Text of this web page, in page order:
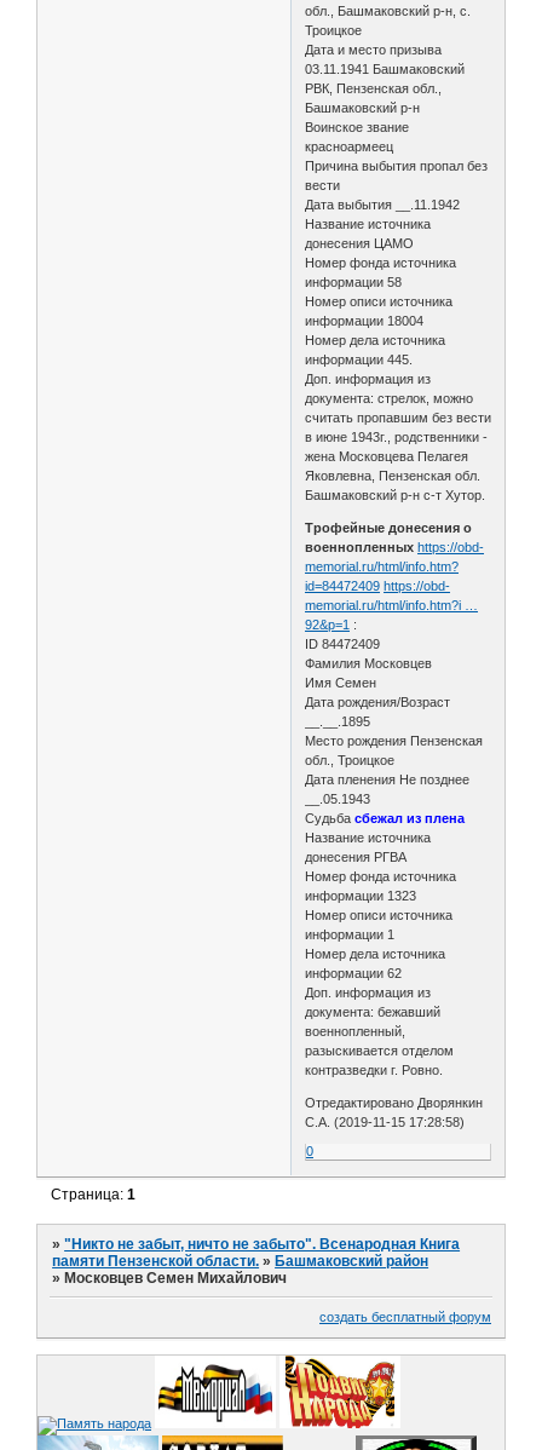
обл., Башмаковский р-н, с.
Троицкое
Дата и место призыва
03.11.1941 Башмаковский
РВК, Пензенская обл.,
Башмаковский р-н
Воинское звание
красноармеец
Причина выбытия пропал без
вести
Дата выбытия __.11.1942
Название источника
донесения ЦАМО
Номер фонда источника
информации 58
Номер описи источника
информации 18004
Номер дела источника
информации 445.
Доп. информация из
документа: стрелок, можно
считать пропавшим без вести
в июне 1943г., родственники -
жена Московцева Пелагея
Яковлевна, Пензенская обл.
Башмаковский р-н с-т Хутор.
Трофейные донесения о
военнопленных https://obd-
memorial.ru/html/info.htm?
id=84472409 https://obd-
memorial.ru/html/info.htm?i …
92&p=1 :
ID 84472409
Фамилия Московцев
Имя Семен
Дата рождения/Возраст
__.__.1895
Место рождения Пензенская
обл., Троицкое
Дата пленения Не позднее
__.05.1943
Судьбасбежал из плена
Название источника
донесения РГВА
Номер фонда источника
информации 1323
Номер описи источника
информации 1
Номер дела источника
информации 62
Доп. информация из
документа: бежавший
военнопленный,
разыскивается отделом
контразведки г. Ровно.
Отредактировано Дворянкин
С.А. (2019-11-15 17:28:58)
0
Страница:1
»"Никто не забыт, ничто не забыто". Всенародная Книга
памяти Пензенской области. » Башмаковский район
» Московцев Семен Михайлович
создать бесплатный форум